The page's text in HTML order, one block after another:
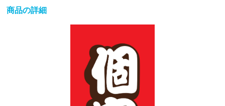
商品の詳細